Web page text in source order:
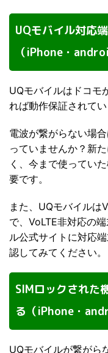
UQモバイル対応
（iPhone・
UQモバイルはドコモ
れば動作保証されてい
電波が繋がらない場
っていませんか？新
く、今まで使ってい
要です。
また、UQモバイルは
で、VoLTE非対応の
ル公式サイトに対応
認してみてください。
SIMロックされた
る（iPhone・
UQモバイルが繋がら